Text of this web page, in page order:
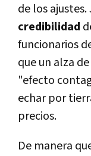
de los
credibilidad
funcionarios
que un alza
"efecto
echar por
precios.
De manera